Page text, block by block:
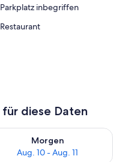
Parkplatz inbegriffen
Restaurant
diese Daten
Nacht, Aug. 9 - Aug.
Morgen
Aug. 10 - Aug. 11
die Verfügbarkeit